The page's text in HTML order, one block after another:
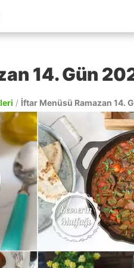
14. Gün
/ İftar Menüsü Ramazan 14.